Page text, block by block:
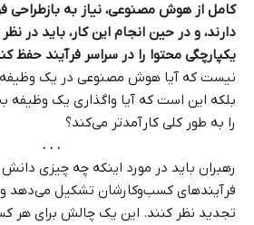
کامل از هوش مصنوعی، نیاز به بازطراحی
دارند، و در حین انجام این کار، باید در
یکپارچگی محتوا را در سراسر فرآیند حفظ
نیست که آیا هوش مصنوعی در یک
بلکه این است که آیا واگذاری یک وظیفه
را به طور کلی کارآمدتر می‌کند؟
. . .
رهبران باید در مورد اینکه چه چیزی دانش
فرآیندهای کسب‌وکارشان تشکیل می‌دهد و
تجدید نظر کنند. این یک چالش برای